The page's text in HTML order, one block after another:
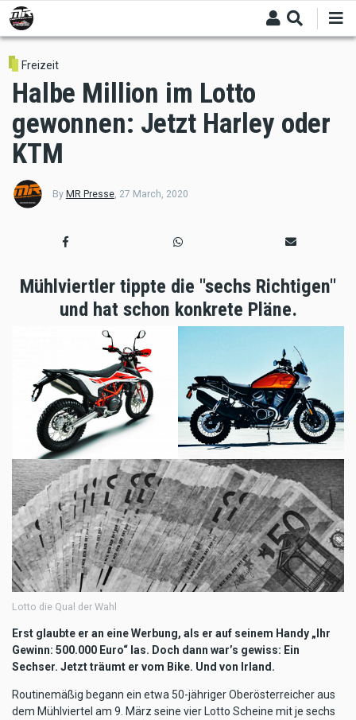
Skip
to
main
content
Freizeit
Halbe Million im Lotto
gewonnen: Jetzt Harley oder
KTM
By MR Presse, 27 March, 2020
Mühlviertler tippte die "sechs Richtigen"
und hat schon konkrete Pläne.
Lotto die Qual der Wahl
Erst glaubte er an eine Werbung, als er auf seinem Handy „Ihr
Gewinn: 500.000 Euro“ las. Doch dann war’s gewiss: Ein
Sechser. Jetzt träumt er vom Bike. Und von Irland.
Routinemäßig begann ein etwa 50-jähriger Oberösterreicher aus
dem Mühlviertel am 9. März seine vier Lotto Scheine mit je sechs